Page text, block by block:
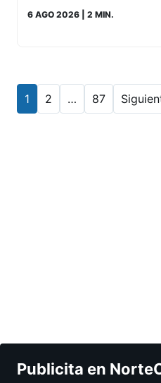
6 AGO 2026 | 2 MIN.
1 2 … 87
Publicita en